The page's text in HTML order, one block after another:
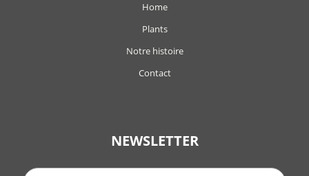
Home
Plants
Notre histoire
Contact
NEWSLETTER